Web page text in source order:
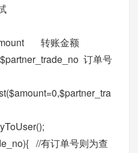
转账金额
订单号
//有订单号则为查